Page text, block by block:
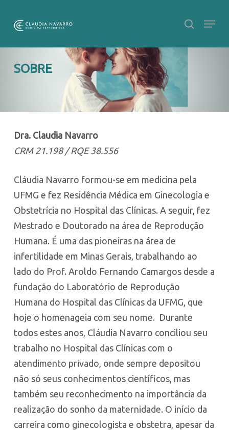
main
SOBRE
Dra. Claudia Navarro
CRM 21.198 / RQE 38.556
Cláudia Navarro formou-se em medicina pela
UFMG e fez Residência Médica em Ginecologia e
Obstetrícia no Hospital das Clínicas. A seguir, fez
Mestrado e Doutorado na área de Reprodução
Humana. É uma das pioneiras na área de
infertilidade em Minas Gerais, trabalhando ao
lado do Prof. Aroldo Fernando Camargos desde a
fundação do Laboratório de Reprodução
Humana do Hospital das Clínicas da UFMG, que
hoje o homenageia com seu nome. Durante
todos estes anos, Cláudia Navarro conciliou seu
trabalho no Hospital das Clínicas com o
atendimento privado, onde sempre depositou
não só seus conhecimentos científicos, mas
também seu reconhecimento na importância da
realização do sonho da maternidade. O início da
carreira como ginecologista e obstetra, apesar da